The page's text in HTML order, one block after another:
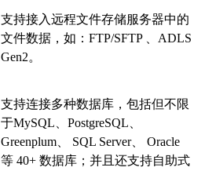
支持接入远程文件存储服务器中的
文件数据，如：FTP/SFTP 、ADLS
Gen2。
支持连接多种数据库，包括但不限
于MySQL、PostgreSQL、
Greenplum、 SQL Server、 Oracle
等 40+ 数据库；并且还支持自助式